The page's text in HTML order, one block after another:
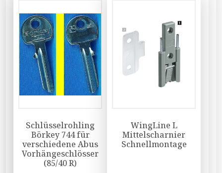
Schlüsselrohling
Börkey 744 für
verschiedene Abus
Vorhängeschlösser
(85/40 R)
WingLine L
Mittelscharnier
Schnellmontage